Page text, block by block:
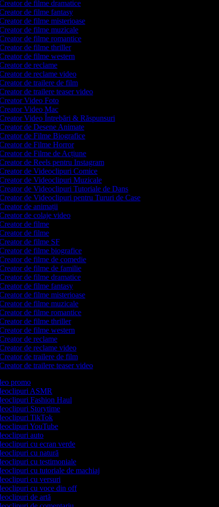
de filme dramatice
de filme fantasy
de filme misterioase
de filme muzicale
de filme romantice
de filme thriller
de filme western
de reclame
de reclame video
de trailere de film
de trailere teaser video
Video Foto
Video Mac
Video Întrebări & Răspunsuri
de Desene Animate
de Filme Biografice
de Filme Horror
de Filme de Acțiune
de Reels pentru Instagram
de Videoclipuri Comice
de Videoclipuri Muzicale
de Videoclipuri Tutoriale de Dans
de Videoclipuri pentru Tururi de Case
de animații
de colaje video
de filme
de filme
de filme SF
de filme biografice
de filme de comedie
de filme de familie
de filme dramatice
de filme fantasy
de filme misterioase
de filme muzicale
de filme romantice
de filme thriller
de filme western
de reclame
de reclame video
de trailere de film
de trailere teaser video
promo
ASMR
Fashion Haul
Storytime
TikTok
YouTube
auto
cu ecran verde
cu natură
cu testimoniale
cu tutoriale de machiaj
cu versuri
cu voce din off
de artă